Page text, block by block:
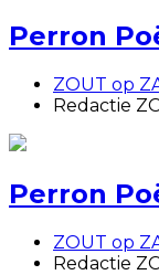
Perron
ZOUT op
Redactie
Perron
ZOUT op
Redactie